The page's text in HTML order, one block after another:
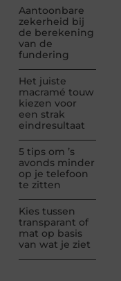
Aantoonbare
zekerheid bij
de berekening
van de
fundering
Het juiste
macramé touw
kiezen voor
een strak
eindresultaat
5 tips om ’s
avonds minder
op je telefoon
te zitten
Kies tussen
transparant of
mat op basis
van wat je ziet